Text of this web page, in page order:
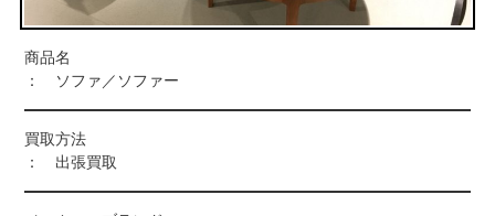
商品名
： ソファ／ソファー
買取方法
： 出張買取